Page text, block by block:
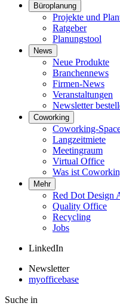
Büroplanung
Projekte und
Ratgeber
Planungstool
News
Neue Produkte
Branchennews
Firmen-News
Veranstaltungen
Newsletter
Coworking
Coworking-
Langzeitmiete
Meetingraum
Virtual Office
Was ist
Mehr
Red Dot Design
Quality Office
Recycling
Jobs
LinkedIn
Newsletter
myofficebase
Suche in